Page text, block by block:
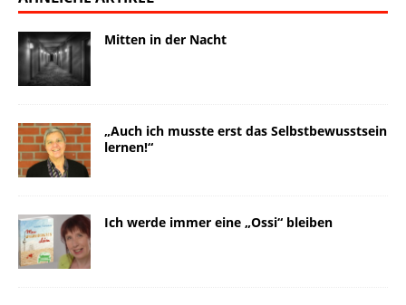
Mitten in der Nacht
„Auch ich musste erst das Selbstbewusstsein
lernen!“
Ich werde immer eine „Ossi“ bleiben